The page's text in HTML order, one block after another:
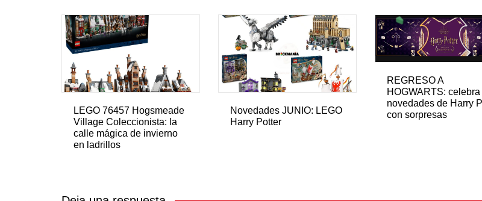
LEGO 76457 Hogsmeade
Village Coleccionista: la
calle mágica de invierno
en ladrillos
Novedades JUNIO: LEGO
Harry Potter
REGRESO A
HOGWARTS:
novedades de Harry
con sorpresas